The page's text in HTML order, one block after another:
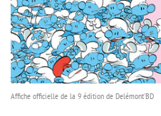
Affiche officielle de la 9 édition de Delémont'BD